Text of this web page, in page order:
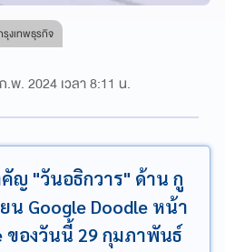
รุงเทพธุรกิจ
.พ. 2024 เวลา 8:11 น.
ญ "วันอธิกวาร" ด้าน กู
น Google Doodle หน้า
ของวันนี้ 29 กุมภาพันธ์